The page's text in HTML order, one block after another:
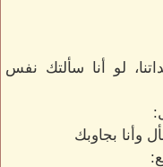
لو أنا سألتك نفس
وأنا بجاوبك